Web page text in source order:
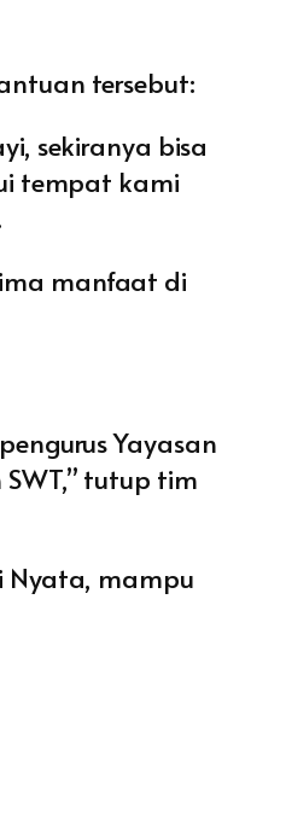
tersebut:
sekiranya bisa
tempat kami
manfaat di
Yayasan
tutup tim
Nyata, mampu